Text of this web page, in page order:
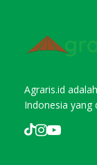
Agraris.id
Indonesia yang